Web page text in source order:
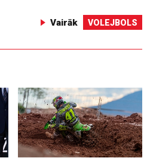
Vairāk VOLEJBOLS